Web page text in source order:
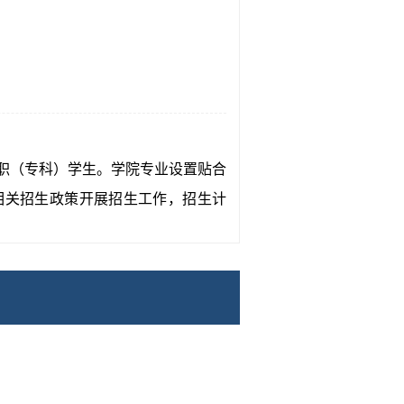
（专科）学生。学院专业设置贴合
招生政策开展招生工作，招生计